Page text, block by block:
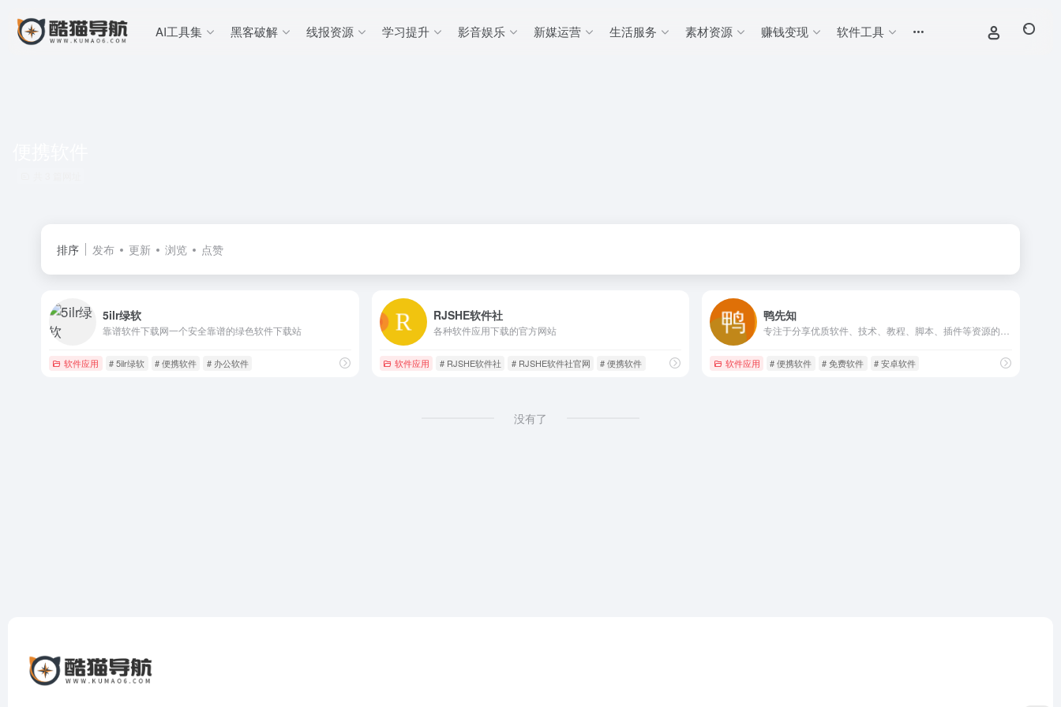
AI工具集 黑客破解 线报资源 学习提升 影音娱乐 新媒运营 生活服务 素材资源 赚钱变现 软件工具
排序 发布 更新 浏览 点赞
5ilr绿软
靠谱软件下载网一个安全靠谱的绿色软件下载站
软件应用 # 5ilr绿软 # 便携软件 # 办公软件
RJSHE软件社
各种软件应用下载的官方网站
软件应用 # RJSHE软件社 # RJSHE软件社官网 # 便携软件
鸭先知
软件应用 # 便携软件 # 免费软件 # 安卓软件
没有了